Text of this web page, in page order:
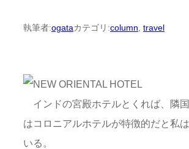
執筆者:ogataカテゴリ:column travel
インドの宮殿ホテルとくれば、隣
はコロニアルホテルが特徴的だと私
いる。